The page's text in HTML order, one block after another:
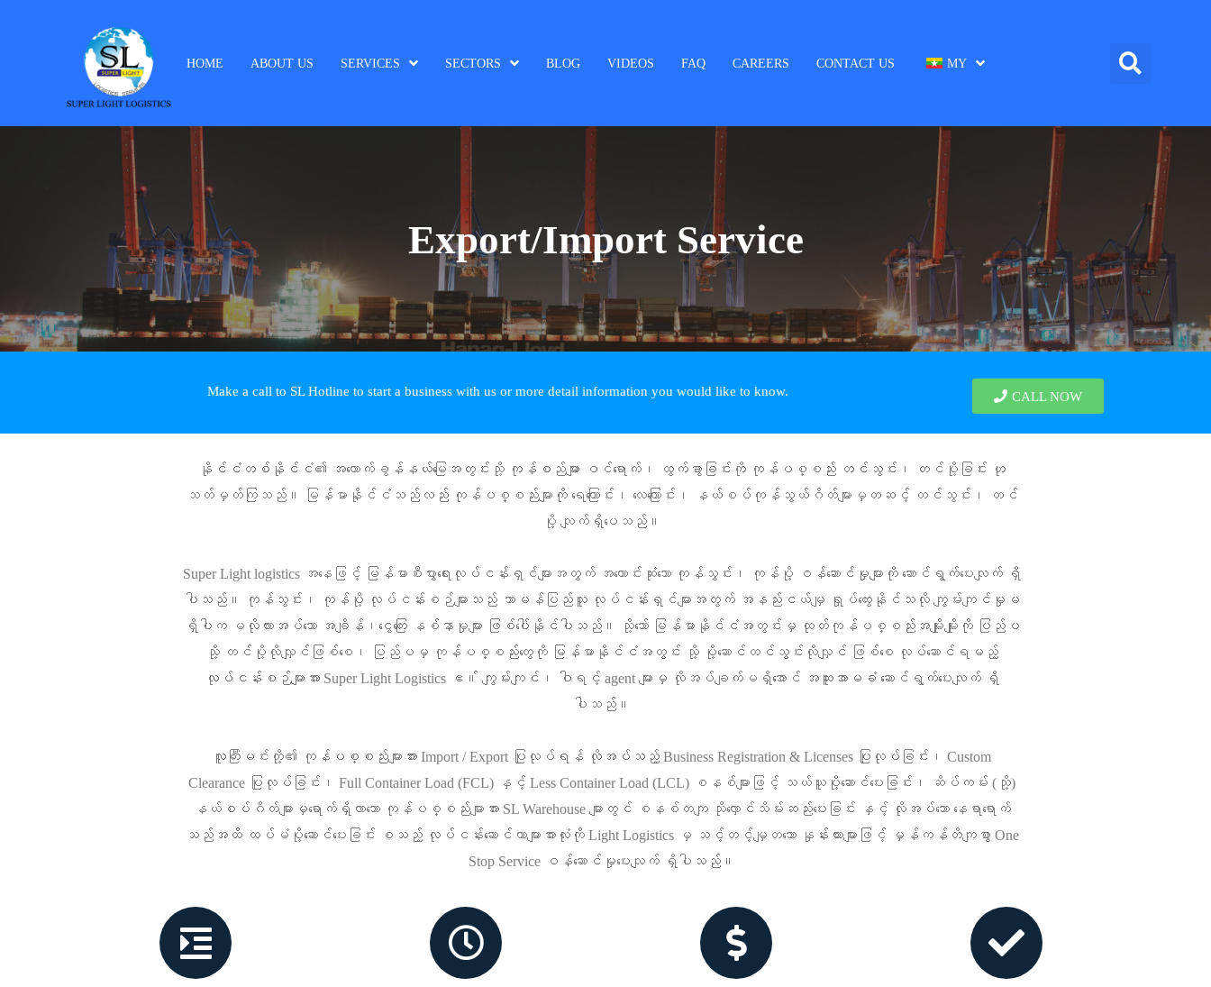
HOME ABOUT US SERVICES SECTORS BLOG VIDEOS FAQ CAREERS CONTACT US MY
Export/Import Service
Make a call to SL Hotline to start a business with us or more detail information you would like to know. CALL NOW
နိုင်ငံတစ်နိုင်ငံ၏ အကောက်ခွန်နယ်မြေအတွင်းသို့ ကုန်စည်များ ဝင်ရောက်၊ ထွက်ခွာခြင်းကို ကုန်ပစ္စည်း တင်သွင်း၊ တင်ပို့ခြင်း ဟု
သတ်မှတ်ကြသည်။ မြန်မာနိုင်ငံသည်လည်း ကုန်ပစ္စည်းများကို ရေကြောင်း၊ လေကြောင်း၊ နယ်စပ်ကုန်သွယ်ဂိတ်များမှတဆင့် တင်သွင်း၊ တင်
ပို့ လျက်ရှိပေသည်။
Super Light logistics အနေဖြင့် မြန်မာစီးပွားရေးလုပ်ငန်းရှင်များအတွက် အကောင်းဆုံးသော ကုန်သွင်း၊ ကုန်ပို့ ဝန်ဆောင်မှုများကို ဆောင်ရွက်ပေးလျက် ရှိ
ပါသည်။ ကုန်သွင်း၊ ကုန်ပို့ လုပ်ငန်းစဉ်များသည် သာမန်ပြည်သူ လုပ်ငန်းရှင်များအတွက် အနည်းငယ်မျှ ရှုပ်ထွေးနိုင်သလို ကျွမ်းကျင်မှုမ
ရှိပါက မလိုလားအပ်သော အချိန်၊ငွေကြေး နစ်နာမှုများ ဖြစ်ပေါ်နိုင်ပါသည်။ သို့သော် မြန်မာနိုင်ငံအတွင်းမှ ထုတ်ကုန်ပစ္စည်းအမျိုးမျိုးကို ပြည်ပ
သို့ တင်ပို့လိုလျှင်ဖြစ်စေ၊ ပြည်ပမှ ကုန်ပစ္စည်းတွေကို မြန်မာနိုင်ငံအတွင်း သို့ ပို့ဆောင်တင်သွင်းလိုလျှင် ဖြစ်စေ လုပ်ဆောင်ရမည့်
လုပ်ငန်းစဉ်များအား Super Light Logistics ဧ။် ကျွမ်းကျင်၊ ဝါရင့် agent များမှ လိုအပ်ချက်မရှိအောင် အထူးအာမခံ ဆောင်ရွက်ပေးလျက် ရှိ
ပါသည်။
လူကြီးမင်းတို့၏ ကုန်ပစ္စည်းများအား Import / Export ပြုလုပ်ရန် လိုအပ်သည့် Business Registration & Licenses ပြုလုပ်ခြင်း၊ Custom
Clearance ပြုလုပ်ခြင်း၊ Full Container Load (FCL) နှင့် Less Container Load (LCL) စနစ်များဖြင့် သယ်ယူပို့ဆောင်ပေးခြင်း၊ ဆိပ်ကမ်း (သို့)
နယ်စပ်ဂိတ်များမှရောက်ရှိလာသော ကုန်ပစ္စည်းများအား SL Warehouse များတွင် စနစ်တကျ သိုလှောင်သိမ်းဆည်းပေးခြင်း နှင့် လိုအပ်သော နေရာရောက်
သည်အထိ ထပ်မံပို့ဆောင်ပေးခြင်း စသည့် လုပ်ငန်းဆောင်တာများအားလုံးကို Light Logistics မှ သင့်တင့်မျှတသော နှုန်းထားများဖြင့် မှန်ကန်တိကျစွာ One
Stop Service ဝန်ဆောင်မှုပေးလျက် ရှိပါသည်။